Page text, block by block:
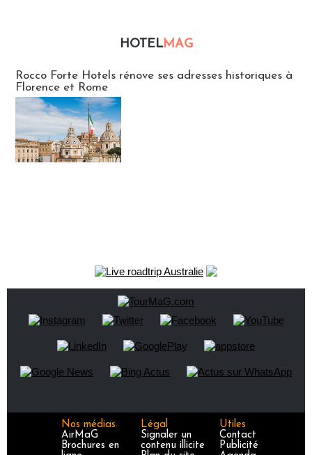
HOTELMAG
Rocco Forte Hotels rénove ses adresses historiques à
Florence et Rome
Nos médias
AirMaG
Brochures en
Légal
Signaler un
contenu illicite
Utiles
Contact
Publicité